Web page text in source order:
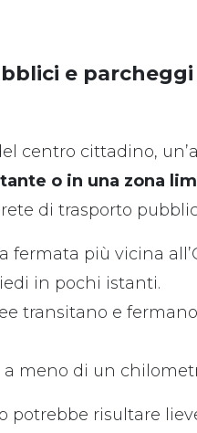
e
centro cittadino,
o in una zona
di trasporto
la fermata più vicina
in pochi istanti.
transitano e
a meno di un
potrebbe risultare